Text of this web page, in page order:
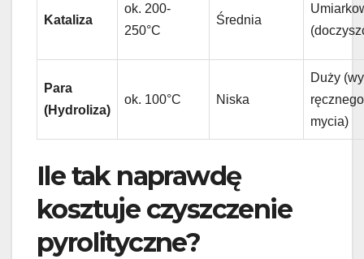
Kataliza
ok. 200-
250°C
Średnia
Para
(Hydroliza)
ok. 100°C Niska
Duży
ręcznego
mycia)
Ile tak naprawdę
kosztuje czyszczenie
pyrolityczne?